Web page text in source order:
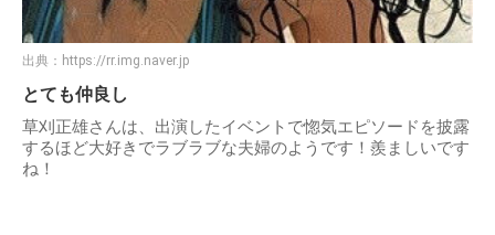
出典： https://rr.img.naver.jp
とても仲良し
草刈正雄さんは、出演したイベントで惚気エピソードを披露
するほど大好きでラブラブな夫婦のようです！羨ましいです
ね！